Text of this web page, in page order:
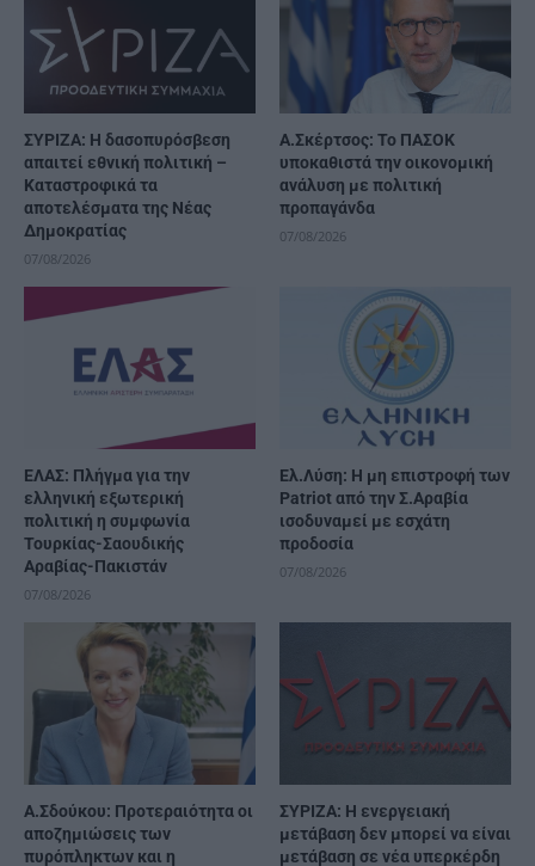
ΣΥΡΙΖΑ: Η δασοπυρόσβεση
απαιτεί εθνική πολιτική –
Καταστροφικά τα
αποτελέσματα της Νέας
Δημοκρατίας
07/08/2026
Α.Σκέρτσος: Το ΠΑΣΟΚ
υποκαθιστά την οικονομική
ανάλυση με πολιτική
προπαγάνδα
07/08/2026
ΕΛΑΣ: Πλήγμα για την
ελληνική εξωτερική
πολιτική η συμφωνία
Τουρκίας-Σαουδικής
Αραβίας-Πακιστάν
07/08/2026
Ελ.Λύση: Η μη επιστροφή των
Patriot από την Σ.Αραβία
ισοδυναμεί με εσχάτη
προδοσία
07/08/2026
Α.Σδούκου: Προτεραιότητα οι
αποζημιώσεις των
πυρόπληκτων και η
ΣΥΡΙΖΑ: Η ενεργειακή
μετάβαση δεν μπορεί να είναι
μετάβαση σε νέα υπερκέρδη